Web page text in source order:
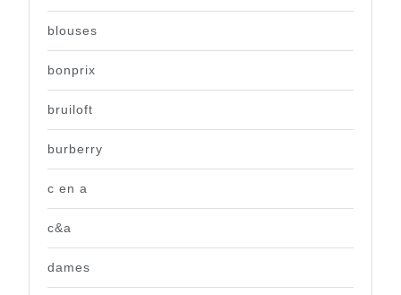
blouses
bonprix
bruiloft
burberry
c en a
c&a
dames